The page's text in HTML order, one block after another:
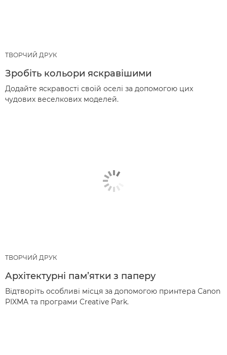
ТВОРЧИЙ ДРУК
Зробіть кольори яскравішими
Додайте яскравості своїй оселі за допомогою цих
чудових веселкових моделей.
ТВОРЧИЙ ДРУК
Архітектурні пам’ятки з паперу
Відтворіть особливі місця за допомогою принтера Canon
PIXMA та програми Creative Park.